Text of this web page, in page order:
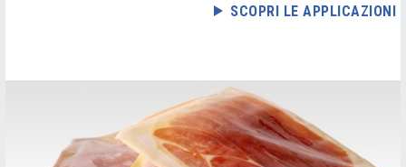
SCOPRI LE APPLICAZIONI